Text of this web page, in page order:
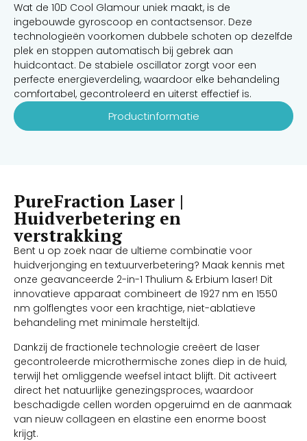
Wat de 10D Cool Glamour uniek maakt, is de
ingebouwde gyroscoop en contactsensor. Deze
technologieën voorkomen dubbele schoten op dezelfde
plek en stoppen automatisch bij gebrek aan
huidcontact. De stabiele oscillator zorgt voor een
perfecte energieverdeling, waardoor elke behandeling
comfortabel, gecontroleerd en uiterst effectief is.
Productinformatie
PureFraction Laser |
Huidverbetering en
verstrakking
Bent u op zoek naar de ultieme combinatie voor
huidverjonging en textuurverbetering? Maak kennis met
onze geavanceerde 2-in-1 Thulium & Erbium laser! Dit
innovatieve apparaat combineert de 1927 nm en 1550
nm golflengtes voor een krachtige, niet-ablatieve
behandeling met minimale hersteltijd.
Dankzij de fractionele technologie creëert de laser
gecontroleerde microthermische zones diep in de huid,
terwijl het omliggende weefsel intact blijft. Dit activeert
direct het natuurlijke genezingsproces, waardoor
beschadigde cellen worden opgeruimd en de aanmaak
van nieuw collageen en elastine een enorme boost
krijgt.